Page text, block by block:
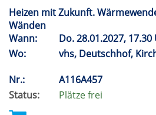
Heizen mit Zukunft.
Wänden
Wann:
Do.28.01.2027, 17.30
Wo:
vhs, Deutschhof,
Nr.:
A116A457
Status:
Plätze frei